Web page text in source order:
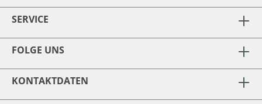
SERVICE
FOLGE UNS
KONTAKTDATEN